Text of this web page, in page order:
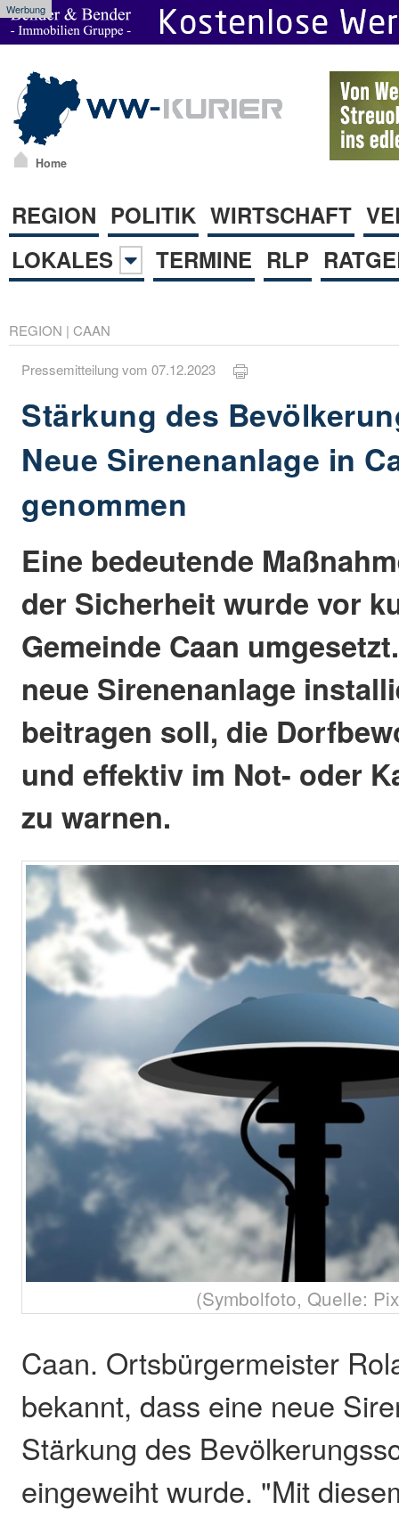
Werbung
Home
REGION POLITIK WIRTSCHAFT
LOKALES
TERMINE RLP
REGION | CAAN
Pressemitteilung vom 07.12.2023
Stärkung des
Neue Sirenenanlage in
genommen
Eine bedeutende
der Sicherheit wurde vor
Gemeinde Caan
neue Sirenenanlage
beitragen soll, die
und effektiv im Not- oder
zu warnen.
(Symbolfoto, Quelle:
Caan. Ortsbürgermeister
bekannt, dass eine neue
Stärkung des
eingeweiht wurde. "Mit